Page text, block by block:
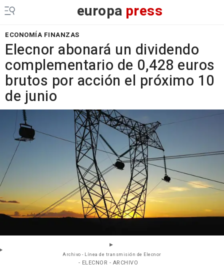
europa press
ECONOMÍA FINANZAS
Elecnor abonará un dividendo
complementario de 0,428 euros
brutos por acción el próximo 10
de junio
Archivo - Línea de transmisión de Elecnor
- ELECNOR - ARCHIVO